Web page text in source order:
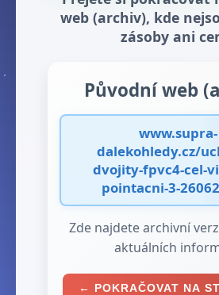
web (archiv), kde
zásoby ani
Původní web
www.supra-
dalekohledy.cz/
dvojity-fpvc4-cel-
pointacni-3-
Zde najdete archivní
aktuálních
← POKRAČOVAT NA